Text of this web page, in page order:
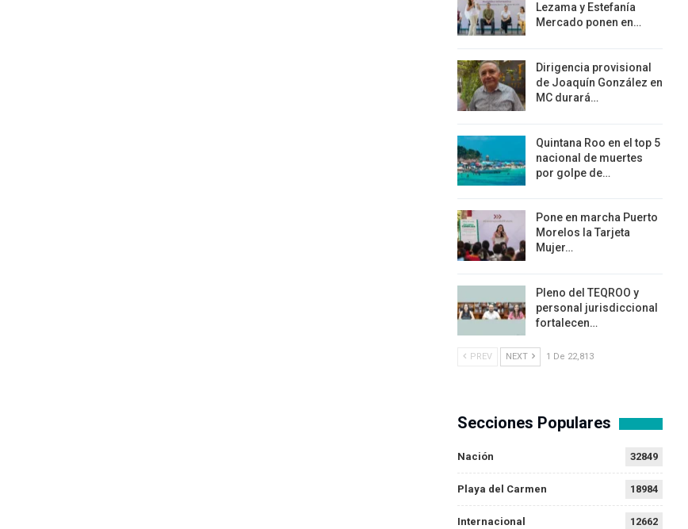
Lezama y Estefanía
Mercado ponen en…
Dirigencia provisional
de Joaquín González en
MC durará…
Quintana Roo en el top 5
nacional de muertes
por golpe de…
Pone en marcha Puerto
Morelos la Tarjeta
Mujer…
Pleno del TEQROO y
personal jurisdiccional
fortalecen…
PREV NEXT 1 De 22,813
Secciones Populares
Nación 32849
Playa del Carmen 18984
Internacional 12662